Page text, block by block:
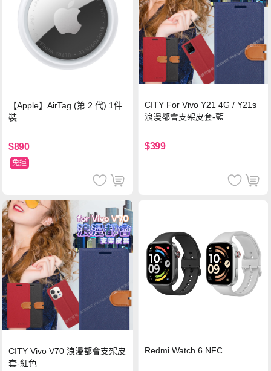
【Apple】AirTag (第 2 代) 1件
裝
$890
免運
CITY For Vivo Y21 4G / Y21s
浪漫都會支架皮套-藍
$399
CITY Vivo V70 浪漫都會支架皮
套-紅色
Redmi Watch 6 NFC